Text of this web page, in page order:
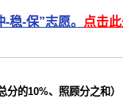
-保”志愿。 点击
分的10%、照顾分之和）